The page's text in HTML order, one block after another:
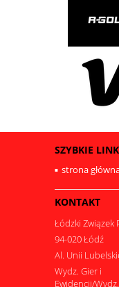
SZYBKIE
strona
KONTAKT
Łódzki Związek
94-020 Łódź
Al. Unii
Wydz. Gier i
Ewidencji/Wydz.